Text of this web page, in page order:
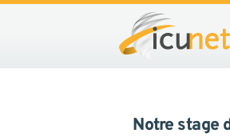
Notre stage